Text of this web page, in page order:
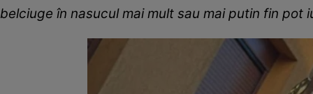
belciuge în nasucul mai mult sau mai putin fin pot